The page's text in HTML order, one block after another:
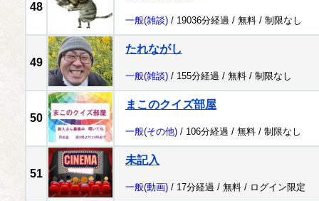
48
一般(雑談) / 19036分経過 / 無料 / 制限なし
49
たれながし
一般(雑談) / 155分経過 / 無料 / 制限なし
50
まこのクイズ部屋
一般(その他) / 106分経過 / 無料 / 制限なし
51
未記入
一般(動画) / 17分経過 / 無料 / ログイン限定